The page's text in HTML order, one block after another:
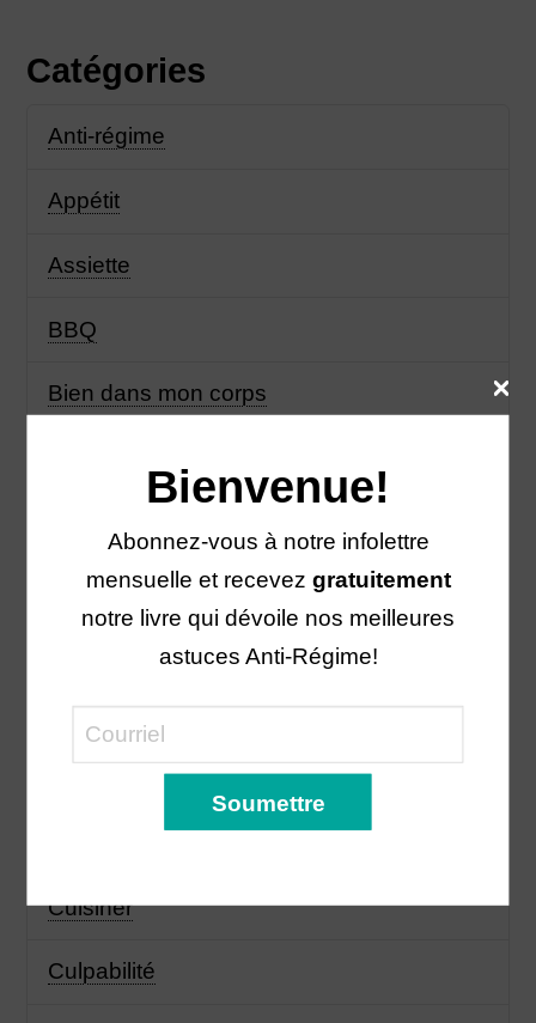
Catégories
Anti-régime
Appétit
Assiette
BBQ
Bien dans mon corps
Boisson
Cholestérol
Collation
Côlon irritable
Cuisiner
Culpabilité
Bienvenue!
Abonnez-vous à notre infolettre
mensuelle et recevez gratuitement
notre livre qui dévoile nos meilleures
astuces Anti-Régime!